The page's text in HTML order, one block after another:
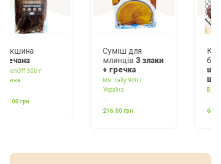
Суміш для
млинців
+ гречка
Какао-печиво
браунізі
шматочками
шоколаду
64.00 грн